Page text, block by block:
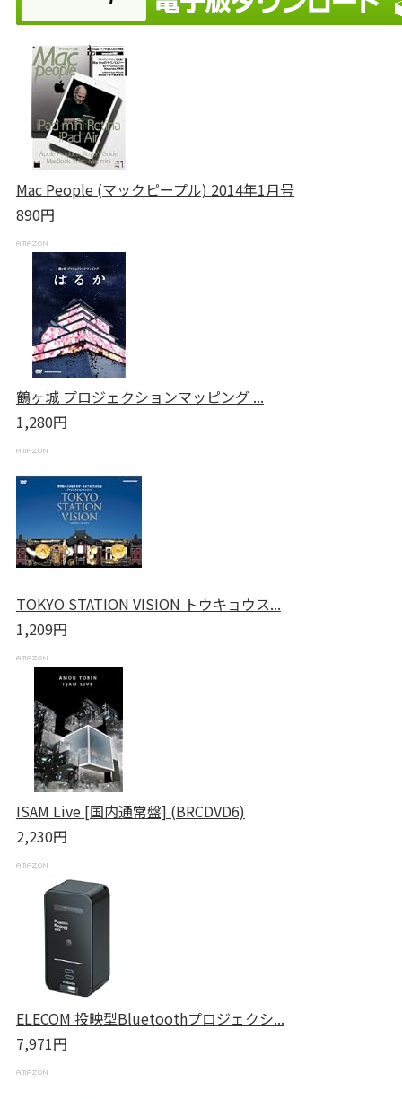
Mac People (マックピープル) 2014年1月号
890円
鶴ヶ城 プロジェクションマッピング ...
1,280円
TOKYO STATION VISION トウキョウス...
1,209円
ISAM Live [国内通常盤] (BRCDVD6)
2,230円
ELECOM 投映型Bluetoothプロジェクシ...
7,971円